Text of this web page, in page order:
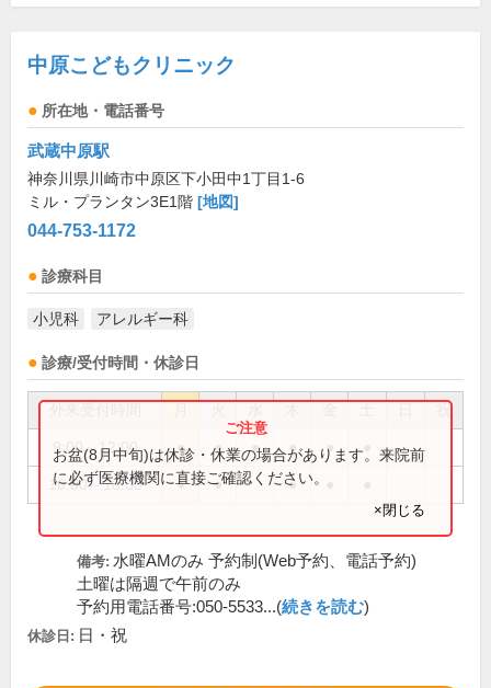
中原こどもクリニック
所在地・電話番号
武蔵中原駅
神奈川県川崎市中原区下小田中1丁目1-6
ミル・プランタン3E1階 [地図]
044-753-1172
診療科目
小児科 アレルギー科
診療/受付時間・休診日
祝
9:00～12:00 ● ● ● ● ●
16:00～18:30 ● ● ●
お盆(8月中旬)は休診・休業の場合があります。来院前
に必ず医療機関に直接ご確認ください。
×閉じる
備考: 水曜AMのみ 予約制(Web予約、電話予約)
土曜は隔週で午前のみ
予約用電話番号:050-5533...(続きを読む)
休診日: 日・祝